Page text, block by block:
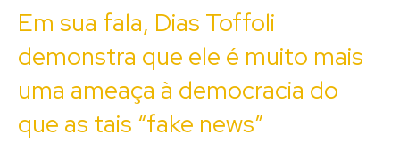
Em sua fala, Dias Toffoli
demonstra que ele é muito mais
uma ameaça à democracia do
que as tais “fake news”